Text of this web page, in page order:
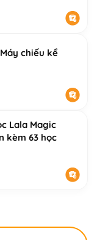
chiếu kể
Lala Magic
kèm 63 học